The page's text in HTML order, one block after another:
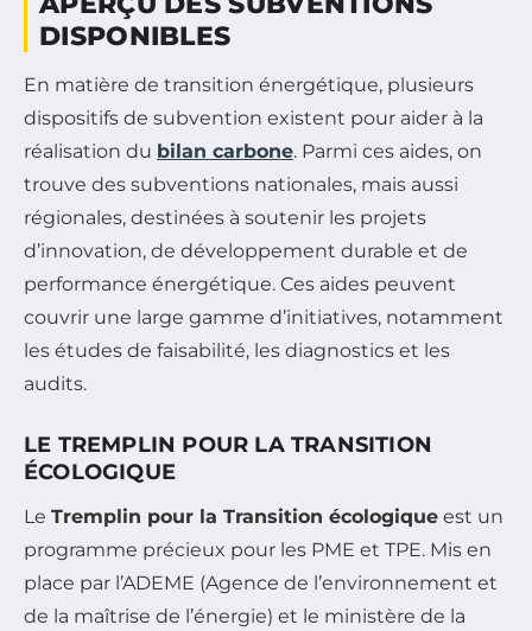
DISPONIBLES
En matière de transition énergétique, plusieurs
dispositifs de subvention existent pour aider à la
réalisation du bilan carbone. Parmi ces aides, on
trouve des subventions nationales, mais aussi
régionales, destinées à soutenir les projets
d’innovation, de développement durable et de
performance énergétique. Ces aides peuvent
couvrir une large gamme d’initiatives, notamment
les études de faisabilité, les diagnostics et les
audits.
LE TREMPLIN POUR LA TRANSITION
ÉCOLOGIQUE
Le Tremplin pour la Transition écologique est un
programme précieux pour les PME et TPE. Mis en
place par l’ADEME (Agence de l’environnement et
de la maîtrise de l’énergie) et le ministère de la